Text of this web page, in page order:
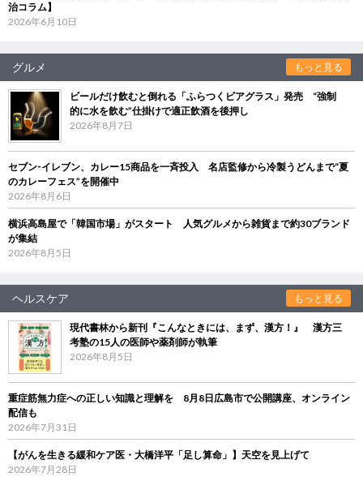
治コラム】
2026年6月10日
グルメ もっと見る
ビールだけ飲むと倒れる「ふらつくビアグラス」発売 “強制
的に水を飲む”仕掛けで適正飲酒を後押し
2026年8月7日
セブン‐イレブン、カレー15商品を一斉投入 名店監修から冷製うどんまで“夏
のカレーフェス”を開催中
2026年8月6日
横浜高島屋で「韓国市場」がスタート 人気グルメから雑貨まで約30ブランド
が集結
2026年8月5日
ヘルスケア もっと見る
現代書林から新刊『こんなときには、まず、漢方！』 漢方三
考塾の15人の医師や薬剤師が執筆
2026年8月5日
重症筋無力症への正しい知識と理解を 8月8日広島市で公開講座、オンライン
配信も
2026年7月31日
【がんを生きる緩和ケア医・大橋洋平「足し算命」】天空を見上げて
2026年7月28日